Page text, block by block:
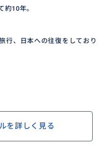
約10年。
行、日本への往復をしており
を詳しく見る